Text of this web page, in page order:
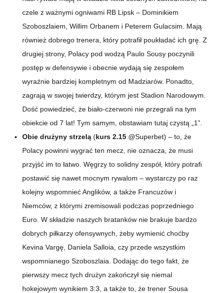
czele z ważnymi ogniwami RB Lipsk – Dominikiem
Szoboszlaiem, Willim Orbanem i Peterem Gulacsim. Mają
również dobrego trenera, który potrafił poukładać ich grę. Z
drugiej strony, Polacy pod wodzą Paulo Sousy poczynili
postęp w defensywie i obecnie wydają się zespołem
wyraźnie bardziej kompletnym od Madziarów. Ponadto,
zagrają w swojej twierdzy, którym jest Stadion Narodowym.
Dość powiedzieć, że biało-czerwoni nie przegrali na tym
obiekcie od 7 lat! Tym samym, obstawiam tutaj czystą „1”.
Obie drużyny strzelą (kurs 2.15 @Superbet) – to, że
Polacy powinni wygrać ten mecz, nie oznacza, że musi
przyjść im to łatwo. Węgrzy to solidny zespół, który potrafi
postawić się nawet mocnym rywalom – wystarczy po raz
kolejny wspomnieć Anglików, a także Francuzów i
Niemców, z którymi zremisowali podczas poprzedniego
Euro. W składzie naszych bratanków nie brakuje bardzo
dobrych piłkarzy ofensywnych, żeby wymienić choćby
Kevina Vargę, Daniela Salloia, czy przede wszystkim
wspomnianego Szoboszlaia. Dodając do tego fakt, że
pierwszy mecz tych drużyn zakończył się niemal
hokejowym wynikiem 3:3, a także to, że trener Sousa